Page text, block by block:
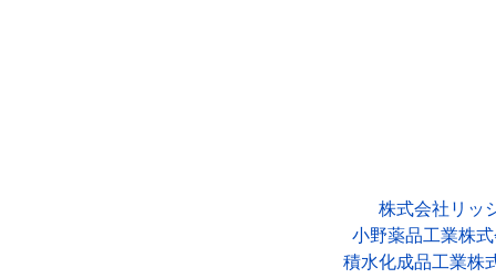
株式会社リッ
小野薬品工業株
積水化成品工業株